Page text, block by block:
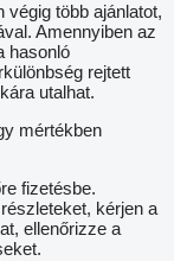
végig több ajánlatot,
Amennyiben az
hasonló
rejtett
utalhat.
mértékben
fizetésbe.
kérjen a
ellenőrizze a